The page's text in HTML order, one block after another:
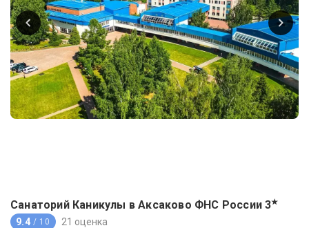
Санаторий Каникулы в Аксаково ФНС России 3★
9.4 / 10 21 оценка